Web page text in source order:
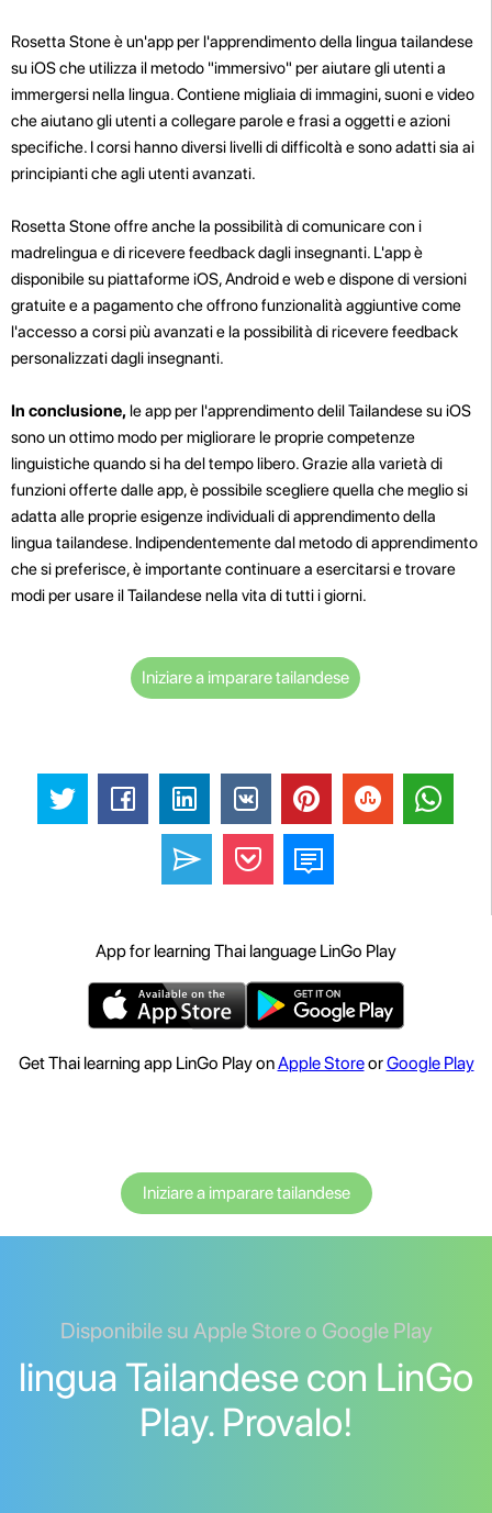
Rosetta Stone è un'app per l'apprendimento della lingua tailandese
su iOS che utilizza il metodo "immersivo" per aiutare gli utenti a
immergersi nella lingua. Contiene migliaia di immagini, suoni e video
che aiutano gli utenti a collegare parole e frasi a oggetti e azioni
specifiche. I corsi hanno diversi livelli di difficoltà e sono adatti sia ai
principianti che agli utenti avanzati.
Rosetta Stone offre anche la possibilità di comunicare con i
madrelingua e di ricevere feedback dagli insegnanti. L'app è
disponibile su piattaforme iOS, Android e web e dispone di versioni
gratuite e a pagamento che offrono funzionalità aggiuntive come
l'accesso a corsi più avanzati e la possibilità di ricevere feedback
personalizzati dagli insegnanti.
In conclusione,le app per l'apprendimento delil Tailandese su iOS
sono un ottimo modo per migliorare le proprie competenze
linguistiche quando si ha del tempo libero. Grazie alla varietà di
funzioni offerte dalle app, è possibile scegliere quella che meglio si
adatta alle proprie esigenze individuali di apprendimento della
lingua tailandese. Indipendentemente dal metodo di apprendimento
che si preferisce, è importante continuare a esercitarsi e trovare
modi per usare il Tailandese nella vita di tutti i giorni.
Iniziare a imparare tailandese
App for learning Thai language LinGo Play
Get Thai learning app LinGo Play onApple StoreorGoogle Play
Iniziare a imparare tailandese
Disponibile su Apple Store o Google Play
lingua Tailandese con LinGo
Play. Provalo!